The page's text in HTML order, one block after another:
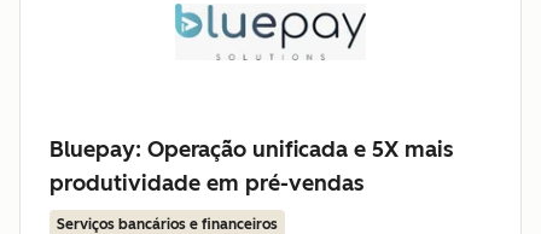
Bluepay: Operação unificada e 5X mais
produtividade em pré-vendas
Serviços bancários e financeiros